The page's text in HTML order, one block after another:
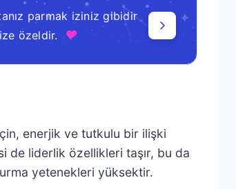
parmak iziniz gibidir
özeldir.
♥
enerjik ve tutkulu bir ilişki
de liderlik özellikleri taşır, bu da
yetenekleri yüksektir.